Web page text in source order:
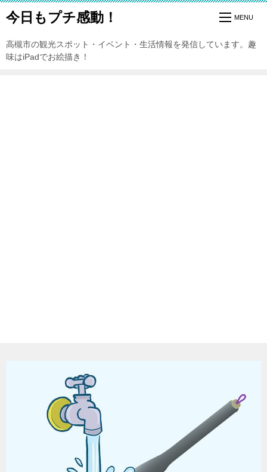
今日もプチ感動！
高槻市の観光スポット・イベント・生活情報を発信しています。趣
味はiPadでお絵描き！